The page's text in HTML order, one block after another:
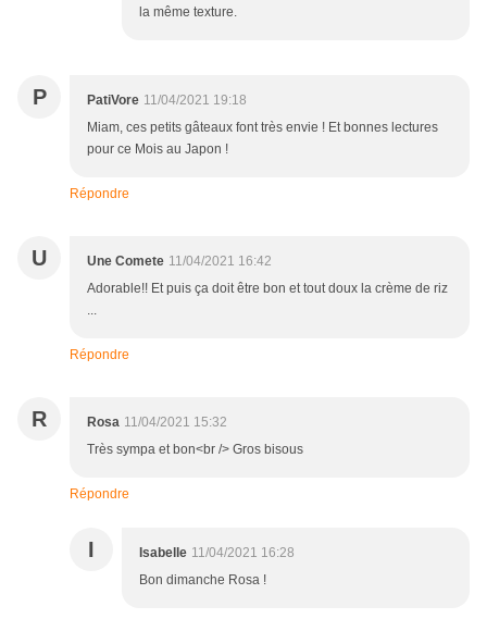
la même texture.
P PatiVore 11/04/2021 19:18
Miam, ces petits gâteaux font très envie ! Et bonnes lectures
pour ce Mois au Japon !
Répondre
U Une Comete 11/04/2021 16:42
Adorable!! Et puis ça doit être bon et tout doux la crème de riz
...
Répondre
R Rosa 11/04/2021 15:32
Très sympa et bon<br /> Gros bisous
Répondre
I Isabelle 11/04/2021 16:28
Bon dimanche Rosa !